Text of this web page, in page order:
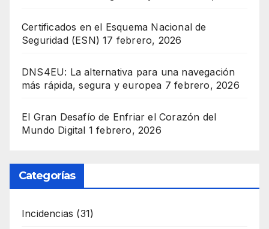
Certificados en el Esquema Nacional de
Seguridad (ESN) 17 febrero, 2026
DNS4EU: La alternativa para una navegación
más rápida, segura y europea 7 febrero, 2026
El Gran Desafío de Enfriar el Corazón del
Mundo Digital 1 febrero, 2026
Categorías
Incidencias (31)